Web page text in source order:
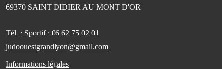
69370 SAINT DIDIER AU MONT D'OR
Tél. : Sportif : 06 62 75 02 01
judoouestgrandlyon@gmail.com
Informations légales